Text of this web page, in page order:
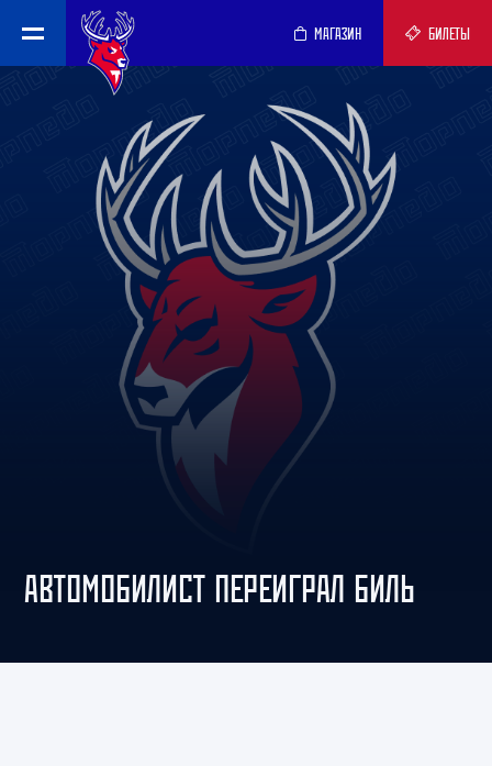
МАГАЗИН БИЛЕТЫ
АВТОМОБИЛИСТ ПЕРЕИГРАЛ БИЛЬ